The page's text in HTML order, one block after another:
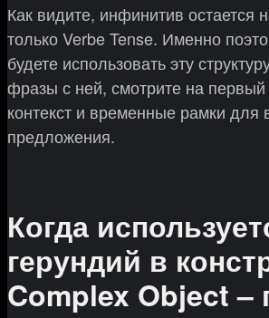
Как видите, инфинитив остается
только Verbe Tense. Именно
будете использовать эту
фразы с ней, смотрите на первый
контекст и временные рамки для
предложения.
Когда
герундий в
Complex Object